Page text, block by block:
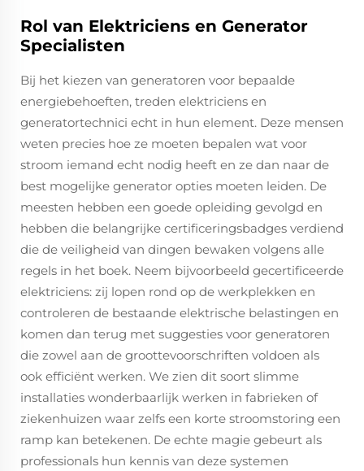
Rol van Elektriciens en Generator
Specialisten
Bij het kiezen van generatoren voor bepaalde
energiebehoeften, treden elektriciens en
generatortechnici echt in hun element. Deze mensen
weten precies hoe ze moeten bepalen wat voor
stroom iemand echt nodig heeft en ze dan naar de
best mogelijke generator opties moeten leiden. De
meesten hebben een goede opleiding gevolgd en
hebben die belangrijke certificeringsbadges verdiend
die de veiligheid van dingen bewaken volgens alle
regels in het boek. Neem bijvoorbeeld gecertificeerde
elektriciens: zij lopen rond op de werkplekken en
controleren de bestaande elektrische belastingen en
komen dan terug met suggesties voor generatoren
die zowel aan de groottevoorschriften voldoen als
ook efficiënt werken. We zien dit soort slimme
installaties wonderbaarlijk werken in fabrieken of
ziekenhuizen waar zelfs een korte stroomstoring een
ramp kan betekenen. De echte magie gebeurt als
professionals hun kennis van deze systemen